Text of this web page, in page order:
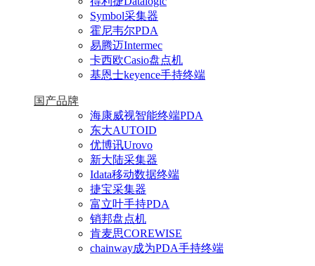
Symbol采集器
霍尼韦尔PDA
易腾迈Intermec
卡西欧Casio盘点机
基恩士keyence手持终端
国产品牌
海康威视智能终端PDA
东大AUTOID
优博讯Urovo
新大陆采集器
Idata移动数据终端
捷宝采集器
富立叶手持PDA
销邦盘点机
肯麦思COREWISE
chainway成为PDA手持终端